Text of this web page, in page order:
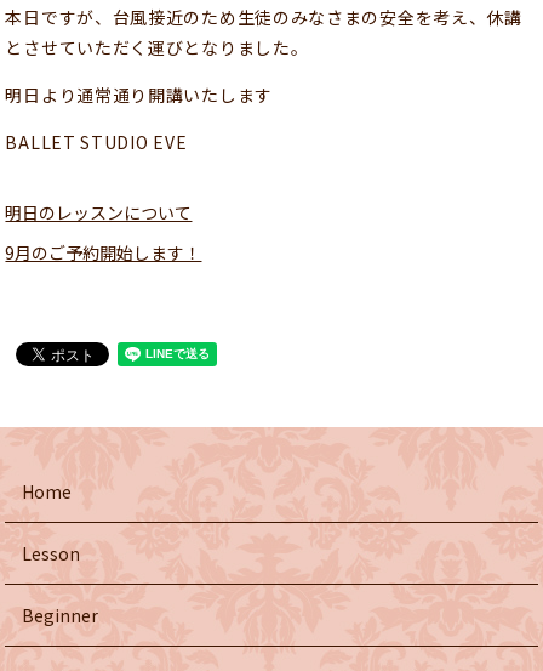
本日ですが、台風接近のため生徒のみなさまの安全を考え、休講
とさせていただく運びとなりました。
明日より通常通り開講いたします
BALLET STUDIO EVE
明日のレッスンについて
9月のご予約開始します！
Home
Lesson
Beginner